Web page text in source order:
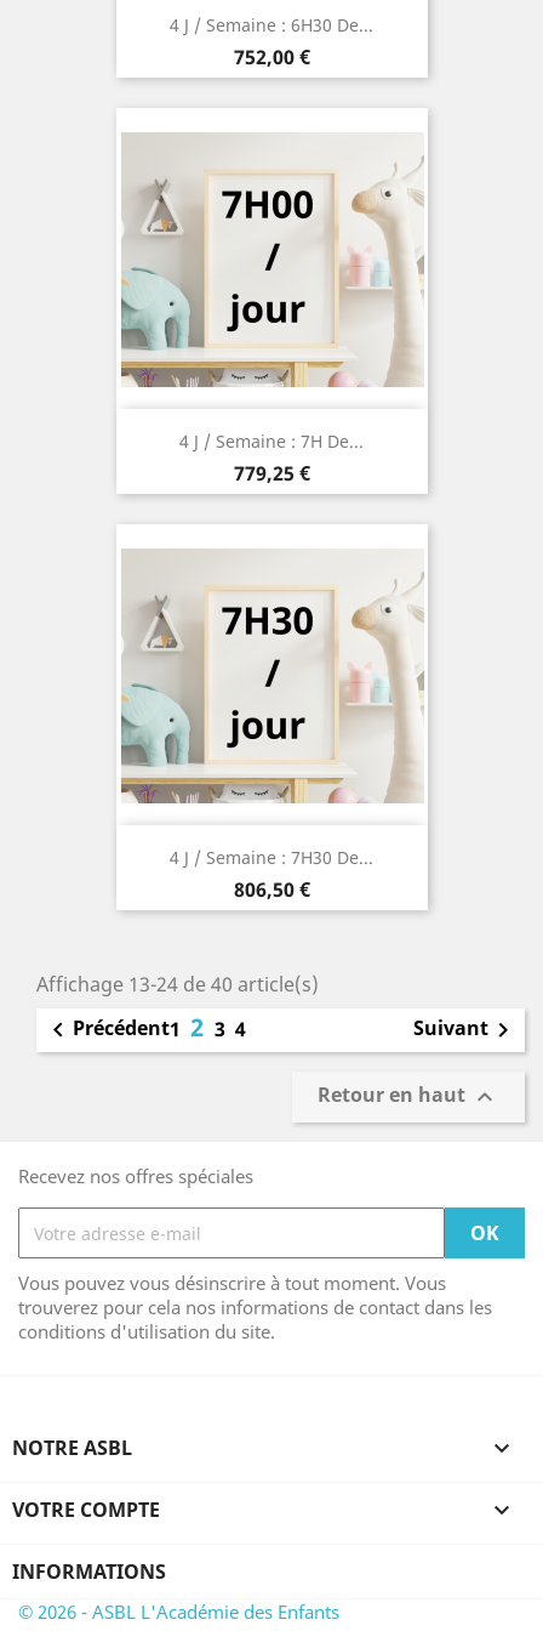
4 J / Semaine : 6H30 De...
Prix
752,00 €
4 J / Semaine : 7H De...
Prix
779,25 €
4 J / Semaine : 7H30 De...
Prix
806,50 €
Affichage 13-24 de 40 article(s)
 Précédent1 2 3 4 Suivant 
Retour en haut 
Recevez nos offres spéciales
Vous pouvez vous désinscrire à tout moment. Vous
trouverez pour cela nos informations de contact dans les
conditions d'utilisation du site.
NOTRE ASBL 
VOTRE COMPTE 
INFORMATIONS
© 2026 - ASBL L'Académie des Enfants